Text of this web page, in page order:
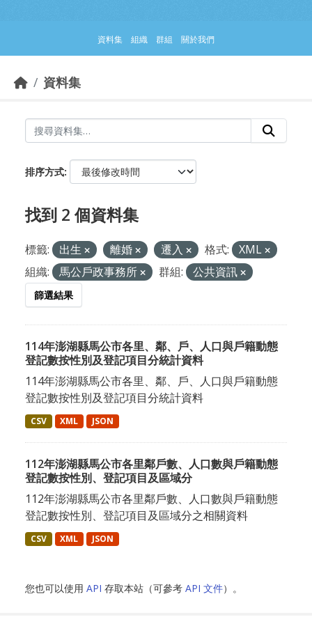
資料集 組織 群組 關於我們
資料集
排序方式
找到 2 個資料集
標籤: 出生 離婚 遷入 格式:
XML
組織:
馬公戶政事務所 群組: 公共資訊
篩選結果
114年澎湖縣馬公市各里、鄰、戶、人口與戶籍動態
登記數按性別及登記項目分統計資料
114年澎湖縣馬公市各里、鄰、戶、人口與戶籍動態
登記數按性別及登記項目分統計資料
CSV XML JSON
112年澎湖縣馬公市各里鄰戶數、人口數與戶籍動態
登記數按性別、登記項目及區域分
112年澎湖縣馬公市各里鄰戶數、人口數與戶籍動態
登記數按性別、登記項目及區域分之相關資料
CSV XML JSON
您也可以使用 API 存取本站（可參考 API 文件）。